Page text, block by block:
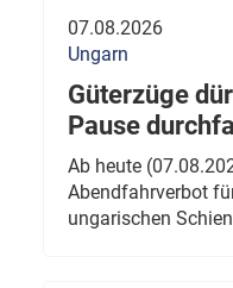
07.08.2026
Ungarn
Güterzüge
Pause
Ab heute
Abendfahrverbot
ungarischen